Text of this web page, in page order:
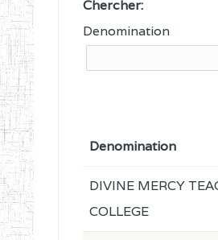
Chercher:
Denomination
Denomination
DIVINE MERCY
COLLEGE